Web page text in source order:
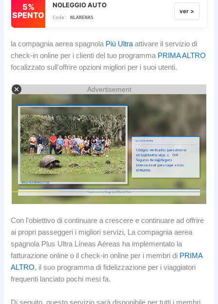
5%
SPENTO
NOLEGGIO AUTO
NLARENAS
ver >
la compagnia aerea spagnola Più Ultra attivare il servizio di
check-in online per i clienti del tuo programma PRIMA ALTRO
focalizzato sull'offrire opzioni migliori per i suoi utenti.
Advertisement
Con l'obiettivo di continuare a crescere e continuare ad offrire
ai propri passeggeri i migliori servizi, La compagnia aerea
spagnola Plus Ultra Líneas Aéreas ha implementato la
fatturazione online o il check-in online per i membri di PRIMA
ALTRO, il suo programma di fidelizzazione per i viaggiatori
frequenti lanciato pochi mesi fa.
Di seguito, questo servizio sarà disponibile per tutti i membri